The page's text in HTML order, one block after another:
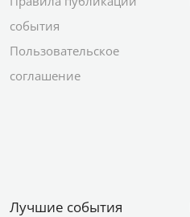
события
Пользовательское
соглашение
Лучшие события